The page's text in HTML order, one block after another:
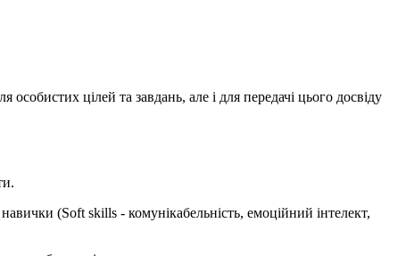
цілей та завдань, але і для передачі цього досвіду
(Soft skills - комунікабельність, емоційний інтелект,